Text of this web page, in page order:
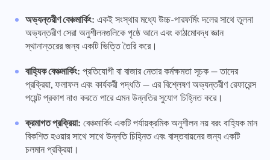
অভ্যন্তরীণ বেঞ্চমার্কিং: একই সংস্থার মধ্যে উচ্চ-পারফর্মিং দলের সাথে তুলনা
অভ্যন্তরীণ সেরা অনুশীলনগুলিকে পৃষ্ঠে আনে এবং কাঠামোবদ্ধ জ্ঞান
স্থানান্তরের জন্য একটি ভিত্তি তৈরি করে।
বাহ্যিক বেঞ্চমার্কিং: প্রতিযোগী বা বাজার নেতার কর্মক্ষমতা সূচক — তাদের
প্রক্রিয়া, ফলাফল এবং কার্যকরী পদ্ধতি — এর বিশ্লেষণ অভ্যন্তরীণ রেফারেন্স
পয়েন্ট প্রকাশ নাও করতে পারে এমন উন্নতির সুযোগ চিহ্নিত করে।
ক্রমাগত প্রক্রিয়া: বেঞ্চমার্কিং একটি পর্যায়ক্রমিক অনুশীলন নয় বরং বাহ্যিক মান
বিকশিত হওয়ার সাথে সাথে উন্নতি চিহ্নিত এবং বাস্তবায়নের জন্য একটি
চলমান প্রক্রিয়া।